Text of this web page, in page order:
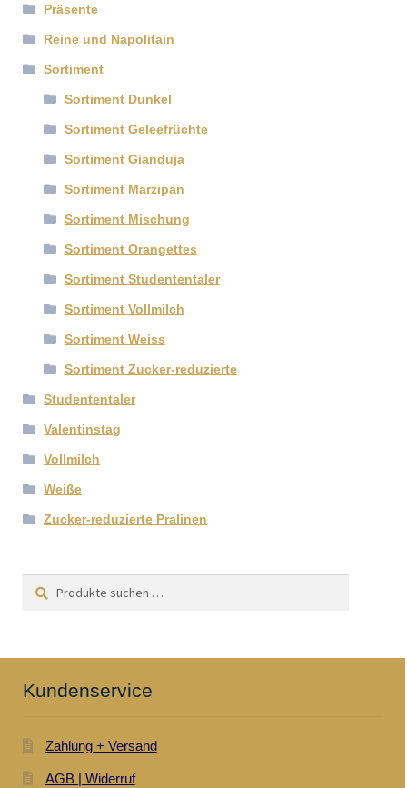
Präsente
Reine und Napolitain
Sortiment
Sortiment Dunkel
Sortiment Geleefrüchte
Sortiment Gianduja
Sortiment Marzipan
Sortiment Mischung
Sortiment Orangettes
Sortiment Studententaler
Sortiment Vollmilch
Sortiment Weiss
Sortiment Zucker-reduzierte
Studententaler
Valentinstag
Vollmilch
Weiße
Zucker-reduzierte Pralinen
Suchen
Suchen
Kundenservice
Zahlung + Versand
AGB | Widerruf